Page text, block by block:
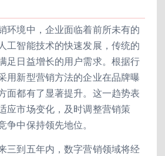
环境中，企业面临着前所未有的
工智能技术的快速发展，传统的
足日益增长的用户需求。根据行
用新型营销方法的企业在品牌曝
面都有了显著提升。这一趋势表
应市场变化，及时调整营销策
争中保持领先地位。
三到五年内，数字营销领域将经